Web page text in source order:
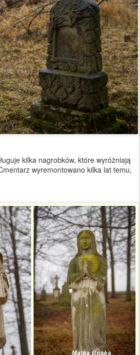
kilka nagrobków, które wyróżniają
wyremontowano kilka lat temu,